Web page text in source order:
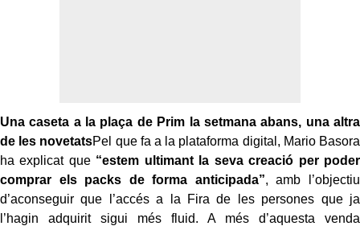
Una caseta a la plaça de Prim la setmana abans, una altra
de les novetatsPel que fa a la plataforma digital, Mario Basora
ha explicat que “estem ultimant la seva creació per poder
comprar els packs de forma anticipada”, amb l’objectiu
d’aconseguir que l’accés a la Fira de les persones que ja
l’hagin adquirit sigui més fluid. A més d’aquesta venda